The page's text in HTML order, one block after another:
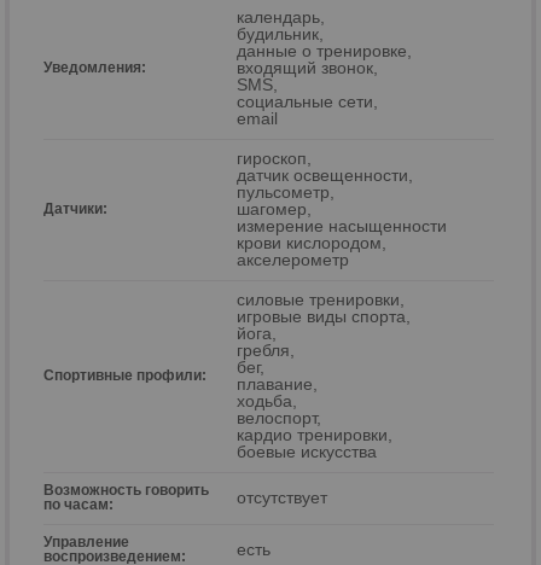
Уведомления:
календарь,
будильник,
данные о тренировке,
входящий звонок,
SMS,
социальные сети,
email
Датчики:
гироскоп,
датчик освещенности,
пульсометр,
шагомер,
измерение насыщенности
крови кислородом,
акселерометр
Спортивные профили:
силовые тренировки,
игровые виды спорта,
йога,
гребля,
бег,
плавание,
ходьба,
велоспорт,
кардио тренировки,
боевые искусства
Возможность говорить
по часам:
отсутствует
Управление
воспроизведением:
есть